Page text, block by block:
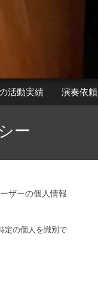
活動実績 演奏依頼
ー
ザーの個人情報
定の個人を識別で